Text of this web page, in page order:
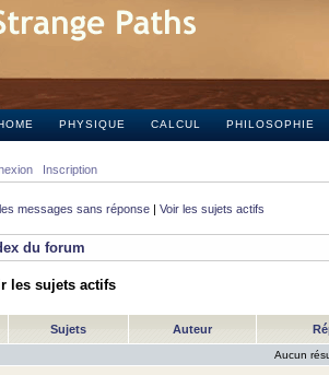
PHYSIQUE CALCUL PHILOSOPHIE
Inscription
messages sans réponse | Voir les sujets actifs
du forum
les sujets actifs
Sujets Auteur
Aucun